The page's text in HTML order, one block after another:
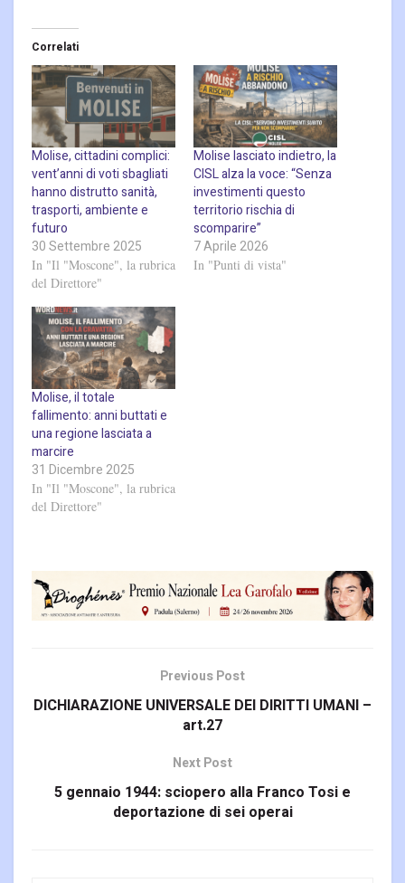
Correlati
Molise, cittadini complici:
vent’anni di voti sbagliati
hanno distrutto sanità,
trasporti, ambiente e
futuro
30 Settembre 2025
In "Il "Moscone", la rubrica
del Direttore"
Molise lasciato indietro, la
CISL alza la voce: “Senza
investimenti questo
territorio rischia di
scomparire”
7 Aprile 2026
In "Punti di vista"
Molise, il totale
fallimento: anni buttati e
una regione lasciata a
marcire
31 Dicembre 2025
In "Il "Moscone", la rubrica
del Direttore"
Previous Post
DICHIARAZIONE UNIVERSALE DEI DIRITTI UMANI –
art.27
Next Post
5 gennaio 1944: sciopero alla Franco Tosi e
deportazione di sei operai